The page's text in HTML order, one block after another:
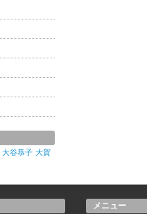
大谷恭子 大賀
メニュー